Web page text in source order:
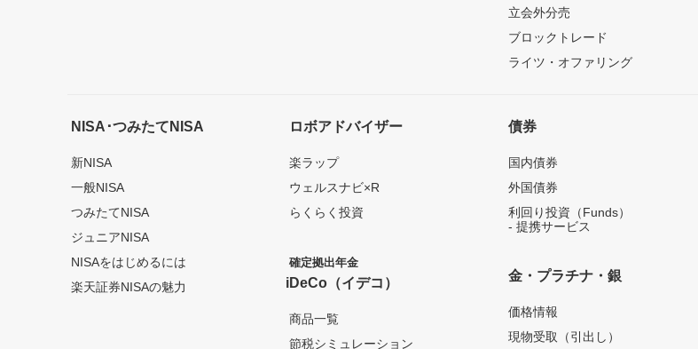
立会外分売
ブロックトレード
ライツ・オファリング
NISA･つみたてNISA
新NISA
一般NISA
つみたてNISA
ジュニアNISA
NISAをはじめるには
楽天証券NISAの魅力
ロボアドバイザー
楽ラップ
ウェルスナビ×R
らくらく投資
確定拠出年金
iDeCo（イデコ）
商品一覧
節税シミュレーション
債券
国内債券
外国債券
利回り投資（Funds）
- 提携サービス
金・プラチナ・銀
価格情報
現物受取（引出し）